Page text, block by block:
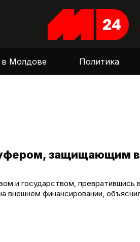
Молдове Политика
защищающим
и государством, превратившись
внешнем финансировании,